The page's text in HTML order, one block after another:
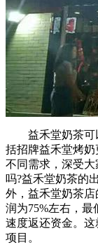
益禾堂奶茶可
括招牌益禾堂烤
不同需求，深受
吗?益禾堂奶茶的
外，益禾堂奶茶
润为75%左右，最
速度返还资金。
项目。